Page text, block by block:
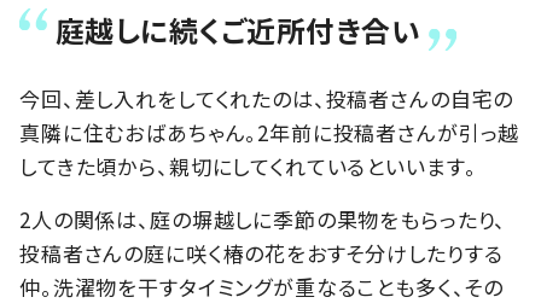
庭越しに続くご近所付き合い
今回、差し入れをしてくれたのは、投稿者さんの自宅の
真隣に住むおばあちゃん。2年前に投稿者さんが引っ越
してきた頃から、親切にしてくれているといいます。
2人の関係は、庭の塀越しに季節の果物をもらったり、
投稿者さんの庭に咲く椿の花をおすそ分けしたりする
仲。洗濯物を干すタイミングが重なることも多く、その